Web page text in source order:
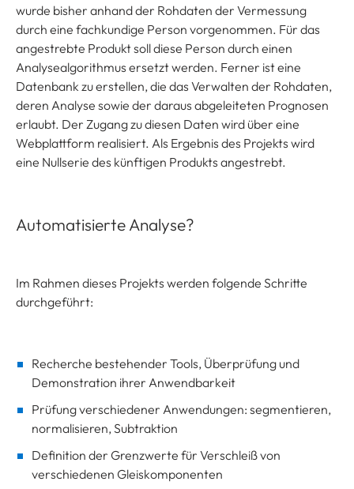
wurde bisher anhand der Rohdaten der Vermessung
durch eine fachkundige Person vorgenommen. Für das
angestrebte Produkt soll diese Person durch einen
Analysealgorithmus ersetzt werden. Ferner ist eine
Datenbank zu erstellen, die das Verwalten der Rohdaten,
deren Analyse sowie der daraus abgeleiteten Prognosen
erlaubt. Der Zugang zu diesen Daten wird über eine
Webplattform realisiert. Als Ergebnis des Projekts wird
eine Nullserie des künftigen Produkts angestrebt.
Automatisierte Analyse?
Im Rahmen dieses Projekts werden folgende Schritte
durchgeführt:
Recherche bestehender Tools, Überprüfung und
Demonstration ihrer Anwendbarkeit
Prüfung verschiedener Anwendungen: segmentieren,
normalisieren, Subtraktion
Definition der Grenzwerte für Verschleiß von
verschiedenen Gleiskomponenten